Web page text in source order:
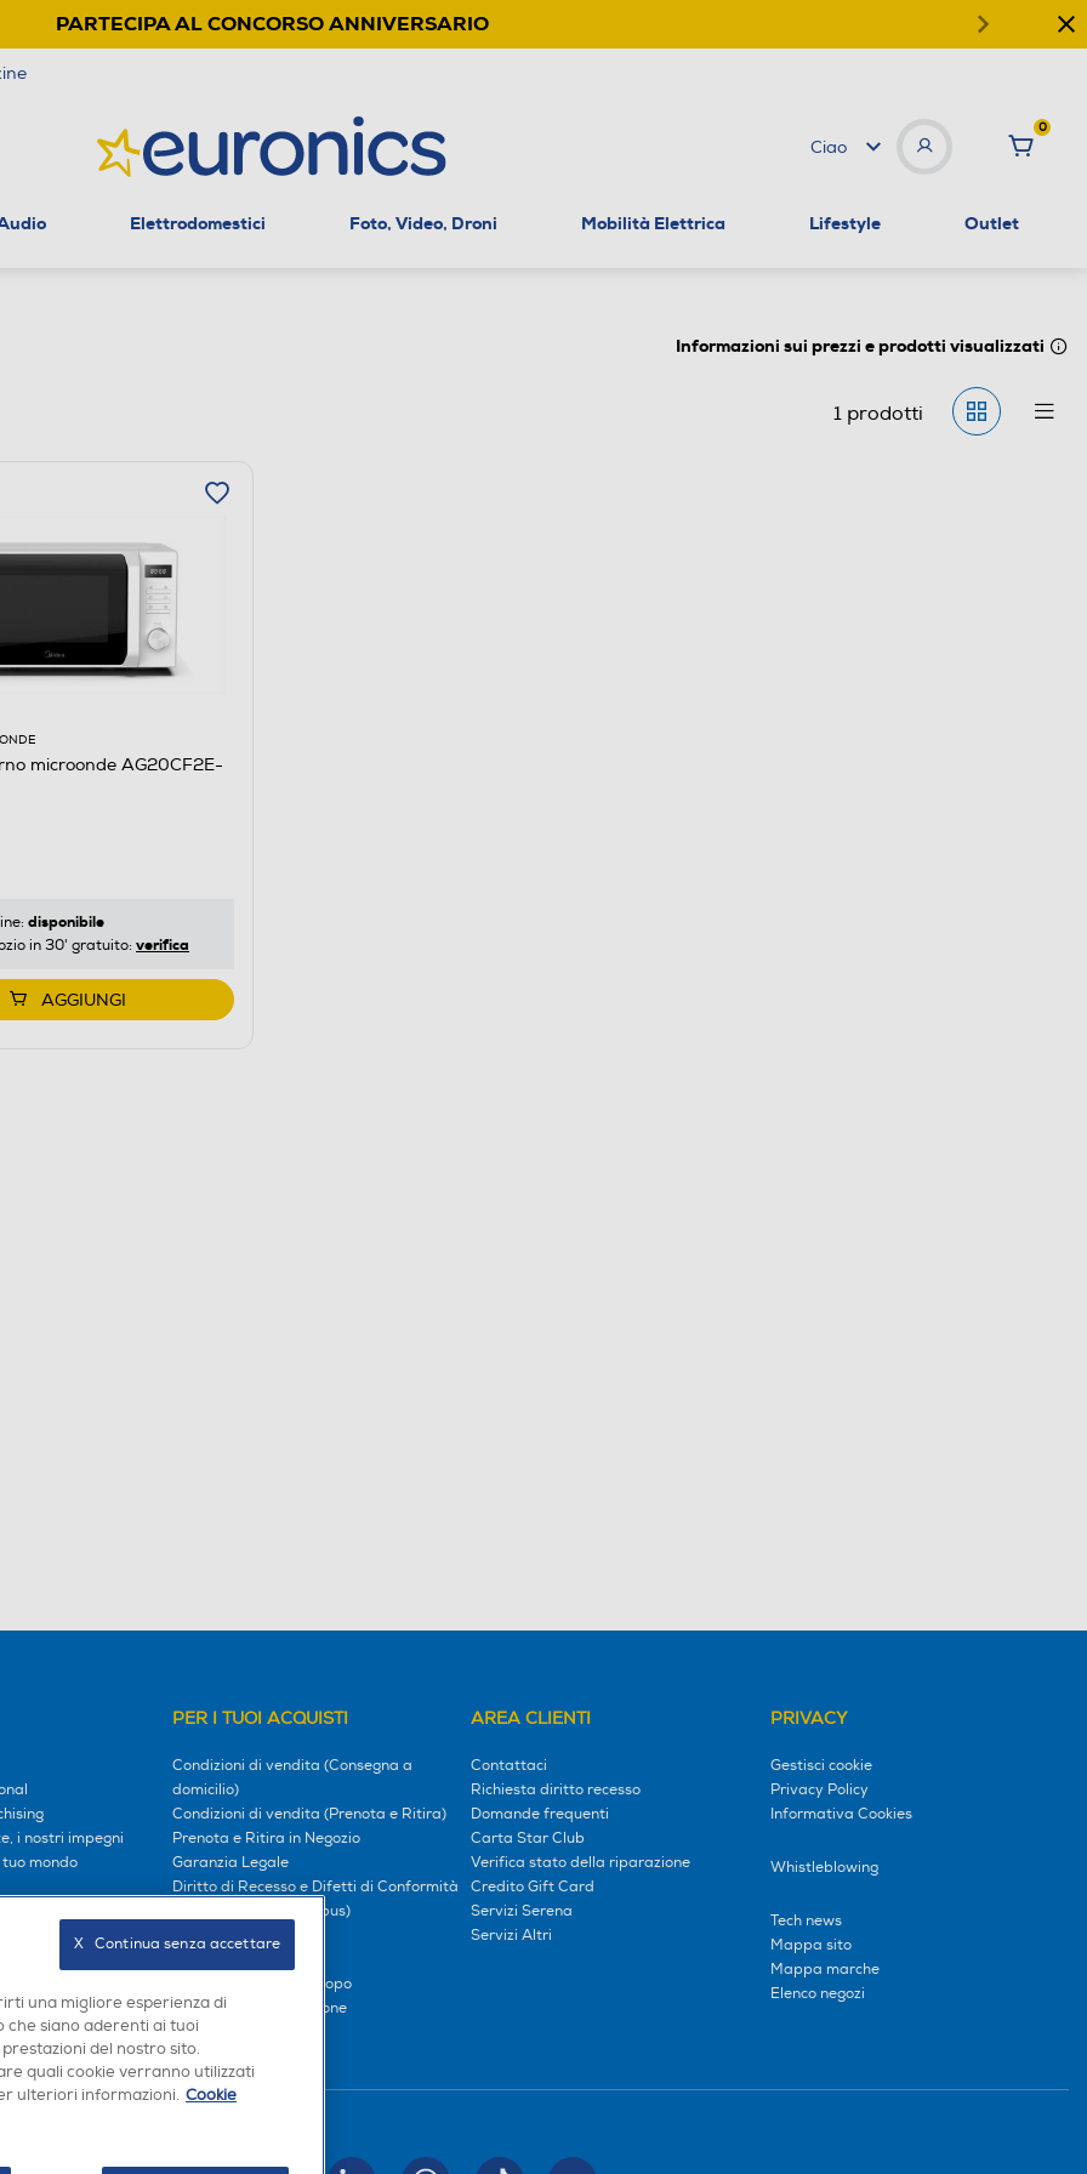
PARTECIPA AL CONCORSO ANNIVERSARIO
Ciao
0
Elettrodomestici Foto, Video, Droni Mobilità Elettrica Lifestyle Outlet
Informazioni sui prezzi e prodotti visualizzati
1prodotti
microonde AG20CF2E-
disponibile
in 30' gratuito: verifica
AGGIUNGI
i nostri impegni
mondo
PER I TUOI ACQUISTI
Condizioni di vendita (Consegna a
domicilio)
Condizioni di vendita (Prenota e Ritira)
Prenota e Ritira in Negozio
Garanzia Legale
Diritto di Recesso e Difetti di Conformità
Prezzi e Sconti (Omnibus)
Metodi di pagamento
Compra ora e paga dopo
Consegna e Installazione
AREA CLIENTI
Contattaci
Richiesta diritto recesso
Domande frequenti
Carta Star Club
Verifica stato della riparazione
Credito Gift Card
Servizi Serena
Servizi Altri
PRIVACY
Gestisci cookie
Privacy Policy
Informativa Cookies
Whistleblowing
Tech news
Mappa sito
Mappa marche
Elenco negozi
una migliore esperienza di
che siano aderenti ai tuoi
del nostro sito.
quali cookie verranno utilizzati
ulteriori informazioni. Cookie
X   Continua senza accettare